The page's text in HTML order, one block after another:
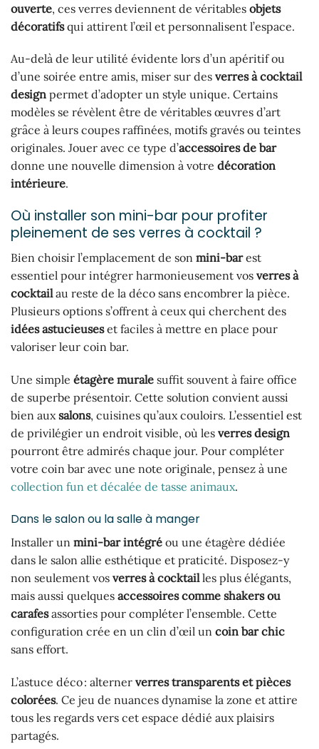
ouverte, ces verres deviennent de véritables objets
décoratifsqui attirent l’œil et personnalisent l’espace.
Au-delà de leur utilité évidente lors d’un apéritif ou
d’une soirée entre amis, miser sur des verres à cocktail
design permet d’adopter un style unique. Certains
modèles se révèlent être de véritables œuvres d’art
grâce à leurs coupes raffinées, motifs gravés ou teintes
originales. Jouer avec ce type d’accessoires de bar
donne une nouvelle dimension à votre décoration
intérieure.
Où installer son mini-bar pour profiter
pleinement de ses verres à cocktail ?
Bien choisir l’emplacement de son mini-barest
essentiel pour intégrer harmonieusement vos verres à
cocktailau reste de la déco sans encombrer la pièce.
Plusieurs options s’offrent à ceux qui cherchent des
idées astucieuseset faciles à mettre en place pour
valoriser leur coin bar.
Une simple étagère murale suffit souvent à faire office
de superbe présentoir. Cette solution convient aussi
bien aux salons, cuisines qu’aux couloirs. L’essentiel est
de privilégier un endroit visible, où les verres design
pourront être admirés chaque jour. Pour compléter
votre coin bar avec une note originale, pensez à une
collection fun et décalée de tasse animaux.
Dans le salon ou la salle à manger
Installer un mini-bar intégré ou une étagère dédiée
dans le salon allie esthétique et praticité. Disposez-y
non seulement vos verres à cocktailles plus élégants,
mais aussi quelques accessoires comme shakers ou
carafesassorties pour compléter l’ensemble. Cette
configuration crée en un clin d’œil un coin bar chic
sans effort.
L’astuce déco : alterner verres transparents et pièces
colorées. Ce jeu de nuances dynamise la zone et attire
tous les regards vers cet espace dédié aux plaisirs
partagés.